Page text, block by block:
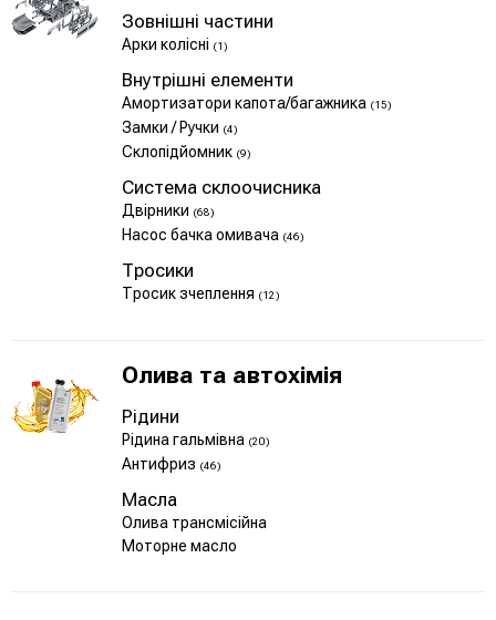
Зовнішні частини
Арки колісні (1)
Внутрішні елементи
Амортизатори капота/багажника (15)
Замки / Ручки (4)
Склопідйомник (9)
Система склоочисника
Двірники (68)
Насос бачка омивача (46)
Тросики
Тросик зчеплення (12)
Олива та автохімія
Рідини
Рідина гальмівна (20)
Антифриз (46)
Масла
Олива трансмісійна
Моторне масло